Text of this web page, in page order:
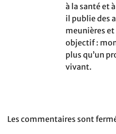
à la santé et
il publie des
meunières
objectif :
plus qu’un
vivant.
Les commentaires sont